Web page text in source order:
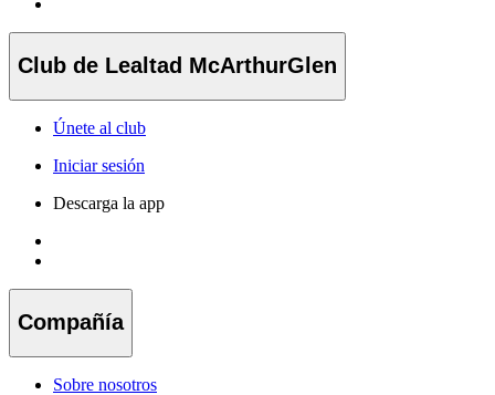
Club de Lealtad McArthurGlen
Únete al club
Iniciar sesión
Descarga la app
Compañía
Sobre nosotros